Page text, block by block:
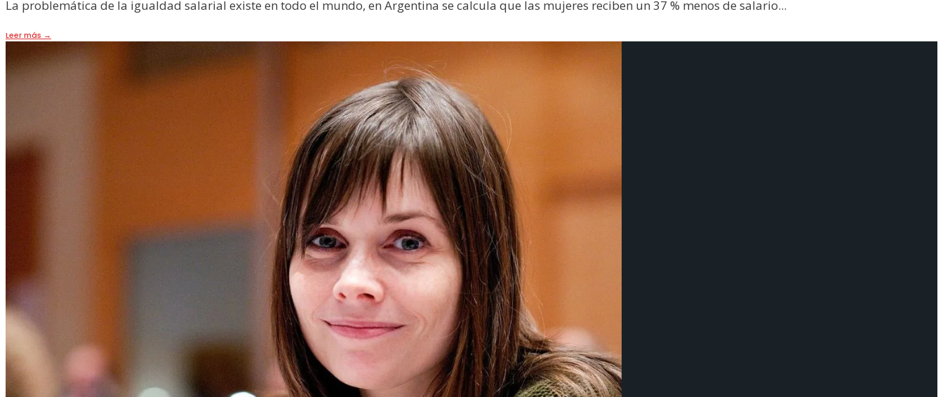
La problemática de la igualdad salarial existe en todo el mundo, en Argentina se calcula que las mujeres reciben un 37 % menos de salario...
Leer más →